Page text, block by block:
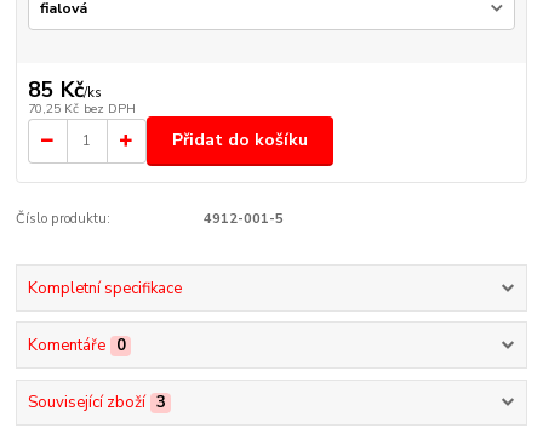
85 Kč/ks
70,25 Kč bez DPH
Přidat do košíku
Číslo produktu: 4912-001-5
Kompletní specifikace
Komentáře 0
Související zboží 3